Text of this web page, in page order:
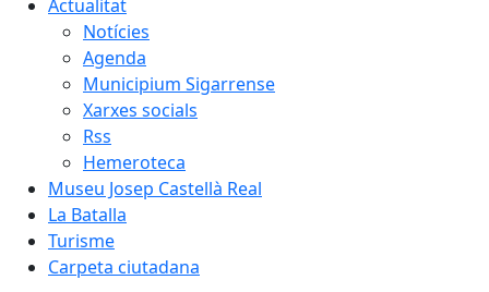
Actualitat
Notícies
Agenda
Municipium Sigarrense
Xarxes socials
Rss
Hemeroteca
Museu Josep Castellà Real
La Batalla
Turisme
Carpeta ciutadana